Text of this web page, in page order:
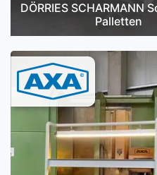
DÖRRIES SCHARMANN
Palletten